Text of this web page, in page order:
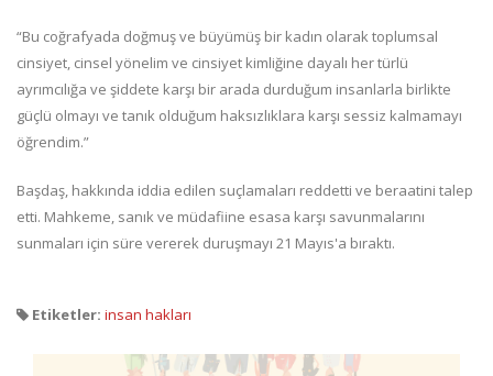
“Bu coğrafyada doğmuş ve büyümüş bir kadın olarak toplumsal
cinsiyet, cinsel yönelim ve cinsiyet kimliğine dayalı her türlü
ayrımcılığa ve şiddete karşı bir arada durduğum insanlarla birlikte
güçlü olmayı ve tanık olduğum haksızlıklara karşı sessiz kalmamayı
öğrendim.”
Başdaş, hakkında iddia edilen suçlamaları reddetti ve beraatini talep
etti. Mahkeme, sanık ve müdafiine esasa karşı savunmalarını
sunmaları için süre vererek duruşmayı 21 Mayıs'a bıraktı.
Etiketler: insan hakları